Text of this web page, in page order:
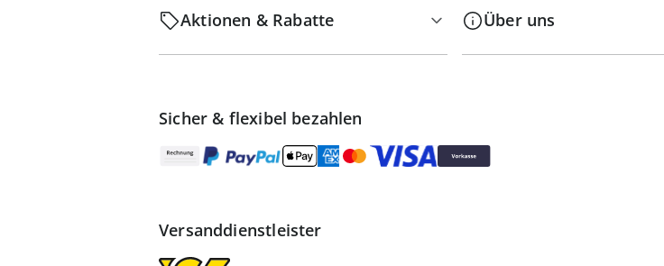
Aktionen & Rabatte Über uns
Sicher & flexibel bezahlen
Versanddienstleister